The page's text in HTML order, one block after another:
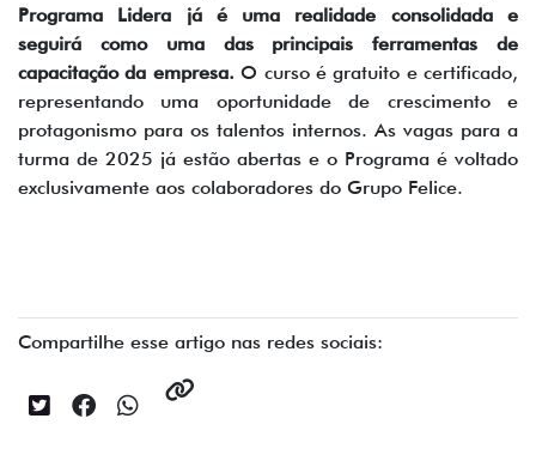
Programa Lidera já é uma realidade consolidada e
seguirá como uma das principais ferramentas de
capacitação da empresa. O curso é gratuito e certificado,
representando uma oportunidade de crescimento e
protagonismo para os talentos internos. As vagas para a
turma de 2025 já estão abertas e o Programa é voltado
exclusivamente aos colaboradores do Grupo Felice.
Compartilhe esse artigo nas redes sociais: